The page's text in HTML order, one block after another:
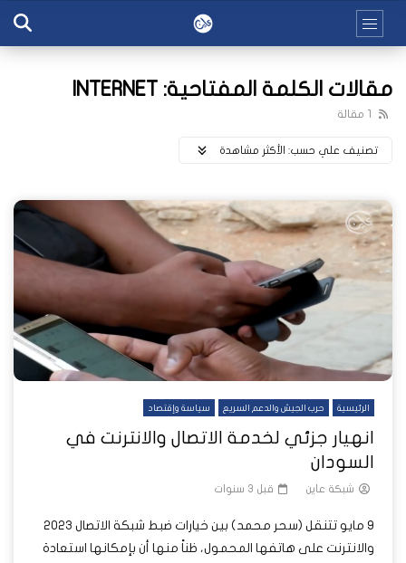
مقالات الكلمة المفتاحية: INTERNET
1 مقالة
تصنيف علي حسب: اﻷكثر مشاهدة
الرئيسية حرب الجيش والدعم السريع سياسة وإقتصاد
انهيار جزئي لخدمة الاتصال والانترنت في
السودان
شبكة عاين قبل 3 سنوات
9 مايو 202‪3 تتنقل (سحر محمد) بين خيارات ضبط شبكة الاتصال
والانترنت على هاتفها المحمول، ظناً منها أن بإمكانها استعادة